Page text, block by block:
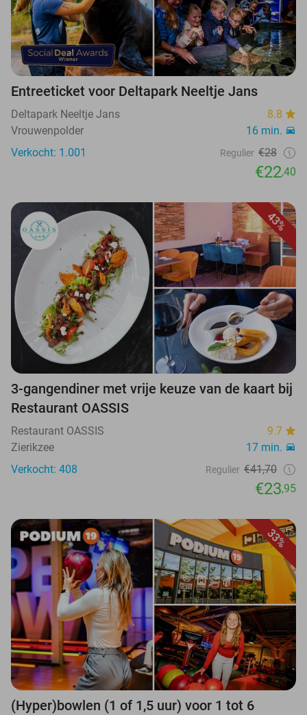
Entreeticket voor Deltapark Neeltje Jans
Deltapark Neeltje Jans
8.8
Vrouwenpolder
16 min.
Verkocht: 1.001
Regulier €28
€22,40
43%
3-gangendiner met vrije keuze van de kaart bij
Restaurant OASSIS
Restaurant OASSIS
9.7
Zierikzee
17 min.
Verkocht: 408
Regulier €41,70
€23,95
33%
(Hyper)bowlen (1 of 1,5 uur) voor 1 tot 6